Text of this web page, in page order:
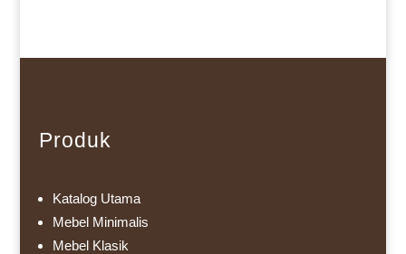
Produk
Katalog Utama
Mebel Minimalis
Mebel Klasik